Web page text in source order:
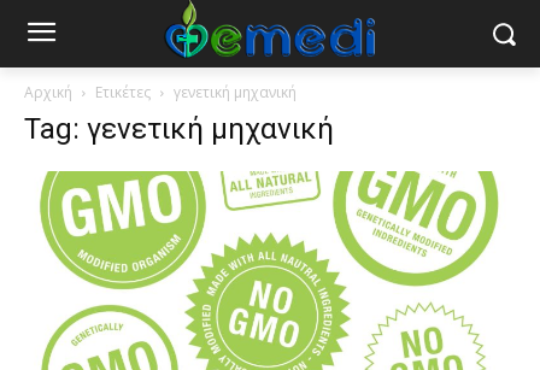
Αρχική Ετικέτες γενετική μηχανική
Tag: γενετική μηχανική